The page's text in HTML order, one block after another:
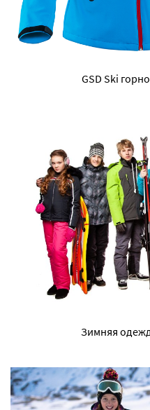
GSD Ski
Зимняя